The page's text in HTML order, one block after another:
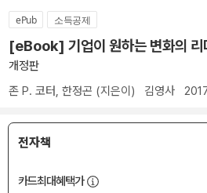
ePub 소득공제
[eBook] 기업이 원하는 변화의 리
개정판
존 P. 코터, 한정곤 (지은이) 김영사
전자책
카드최대혜택가